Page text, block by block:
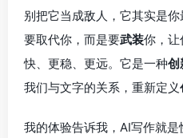
别把它当成敌人，它其实是
要取代你，而是要武装你，让
快、更稳、更远。它是一种创
我们与文字的关系，重新定义
我的体验告诉我，AI写作就是